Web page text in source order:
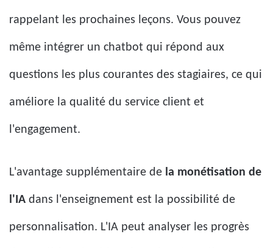
rappelant les prochaines leçons. Vous pouvez
même intégrer un chatbot qui répond aux
questions les plus courantes des stagiaires, ce qui
améliore la qualité du service client et
l'engagement.
L'avantage supplémentaire de la monétisation de
l'IA dans l'enseignement est la possibilité de
personnalisation. L'IA peut analyser les progrès